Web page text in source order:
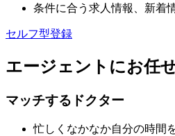
条件に合う求人情報、新着
セルフ型登録
エージェントにお任
マッチするドクター
忙しくなかなか自分の時間